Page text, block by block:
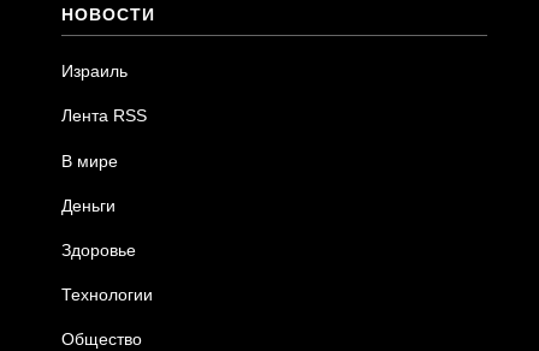
НОВОСТИ
Израиль
Лента RSS
В мире
Деньги
Здоровье
Технологии
Общество